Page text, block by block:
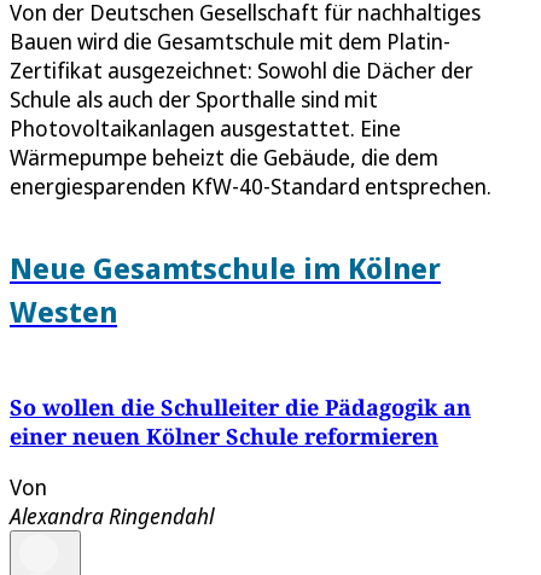
Von der Deutschen Gesellschaft für nachhaltiges
Bauen wird die Gesamtschule mit dem Platin-
Zertifikat ausgezeichnet: Sowohl die Dächer der
Schule als auch der Sporthalle sind mit
Photovoltaikanlagen ausgestattet. Eine
Wärmepumpe beheizt die Gebäude, die dem
energiesparenden KfW-40-Standard entsprechen.
Neue Gesamtschule im Kölner
Westen
So wollen die Schulleiter die Pädagogik an
einer neuen Kölner Schule reformieren
Von
Alexandra Ringendahl